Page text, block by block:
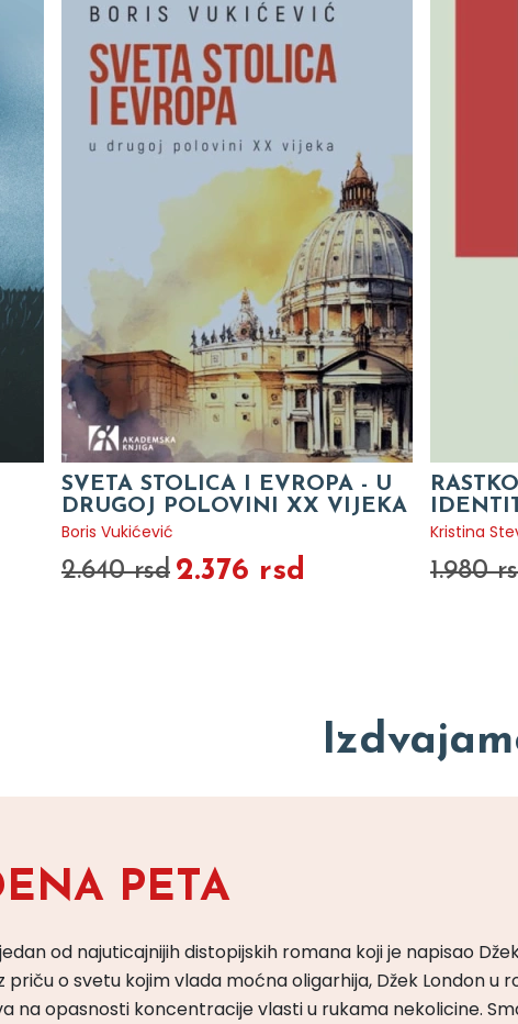
SVETA STOLICA I EVROPA - U
DRUGOJ POLOVINI XX VIJEKA
Boris Vukićević
2.640 rsd 2.376 rsd
Kristina
1.980
PETA
od najuticajnijih distopijskih romana koji je napisao
priču o svetu kojim vlada moćna oligarhija, Džek London
na opasnosti koncentracije vlasti u rukama nekolicine.